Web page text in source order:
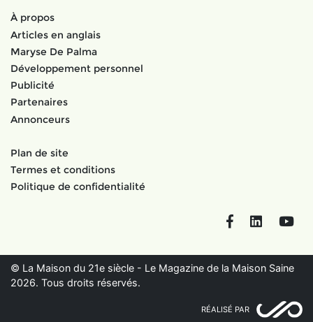
À propos
Articles en anglais
Maryse De Palma
Développement personnel
Publicité
Partenaires
Annonceurs
Plan de site
Termes et conditions
Politique de confidentialité
FacebookLinkedIn
© La Maison du 21e siècle - Le Magazine de la Maison Saine
2026. Tous droits réservés.
RÉALISÉ PAR